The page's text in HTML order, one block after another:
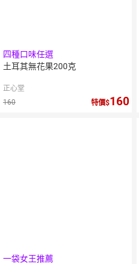
四種口味任選
土耳其無花果200克
正心堂
160
特價 160
一袋女王推薦